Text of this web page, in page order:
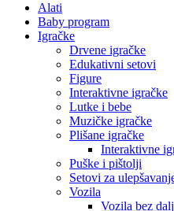
Alati
Baby program
Igračke
Drvene igračke
Edukativni setovi
Figure
Interaktivne igračke
Lutke i bebe
Muzičke igračke
Plišane igračke
Interaktivne
Puške i pištolji
Setovi za
Vozila
Vozila bez